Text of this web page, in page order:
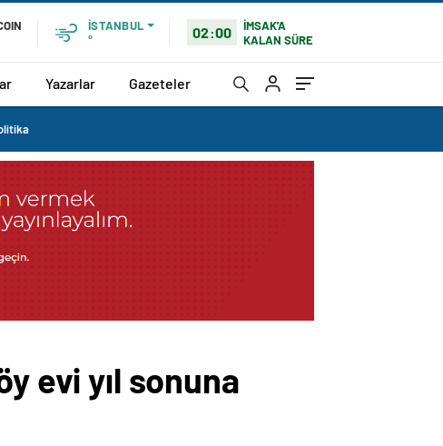
İSTANBUL
°
02:00
İMSAK'A
KALAN SÜRE
Yazarlar Gazeteler
evi yıl sonuna